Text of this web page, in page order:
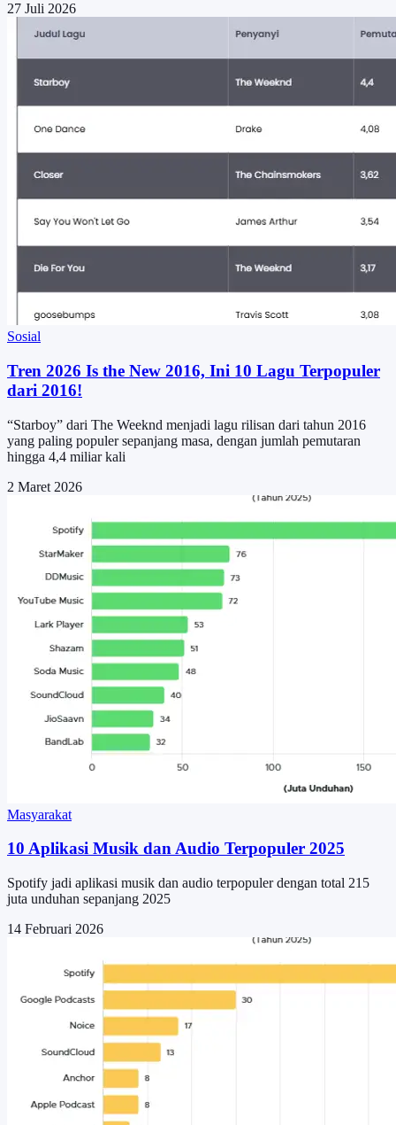
27 Juli 2026
Sosial
Tren 2026 Is the New 2016, Ini 10 Lagu Terpopuler
dari 2016!
“Starboy” dari The Weeknd menjadi lagu rilisan dari tahun 2016
yang paling populer sepanjang masa, dengan jumlah pemutaran
hingga 4,4 miliar kali
2 Maret 2026
Masyarakat
10 Aplikasi Musik dan Audio Terpopuler 2025
Spotify jadi aplikasi musik dan audio terpopuler dengan total 215
juta unduhan sepanjang 2025
14 Februari 2026